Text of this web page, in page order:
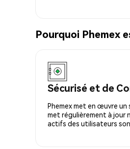
Pourquoi Phemex
Sécurisé et de
Phemex met en œuvre
met régulièrement à jour
actifs des utilisateurs